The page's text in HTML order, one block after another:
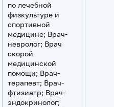
по лечебной
физкультуре и
спортивной
медицине; Врач-
невролог; Врач
скорой
медицинской
помощи; Врач-
терапевт; Врач-
фтизиатр; Врач-
эндокринолог;